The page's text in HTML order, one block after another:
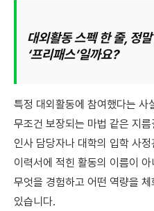
대외활동 스펙 한 줄, 정
‘프리패스’일까요?
특정 대외활동에 참여했다는 사
무조건 보장되는 마법 같은 지
인사 담당자나 대학의 입학 사
이력서에 적힌 활동의 이름이
무엇을 경험하고 어떤 역량을
있습니다.